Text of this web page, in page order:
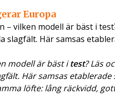
Europa
vilken modell är bäst i
Här samsas
modell är bäst itest? Läs
Här samsas etablerade
löfte: lång räckvidd,